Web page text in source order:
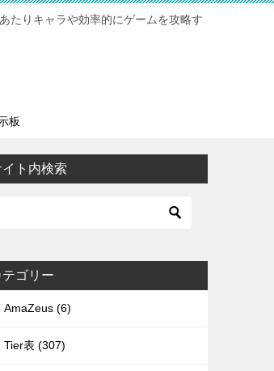
りキャラや効率的にゲームを攻略す
板
イト内検索
テゴリー
AmaZeus (6)
Tier表 (307)